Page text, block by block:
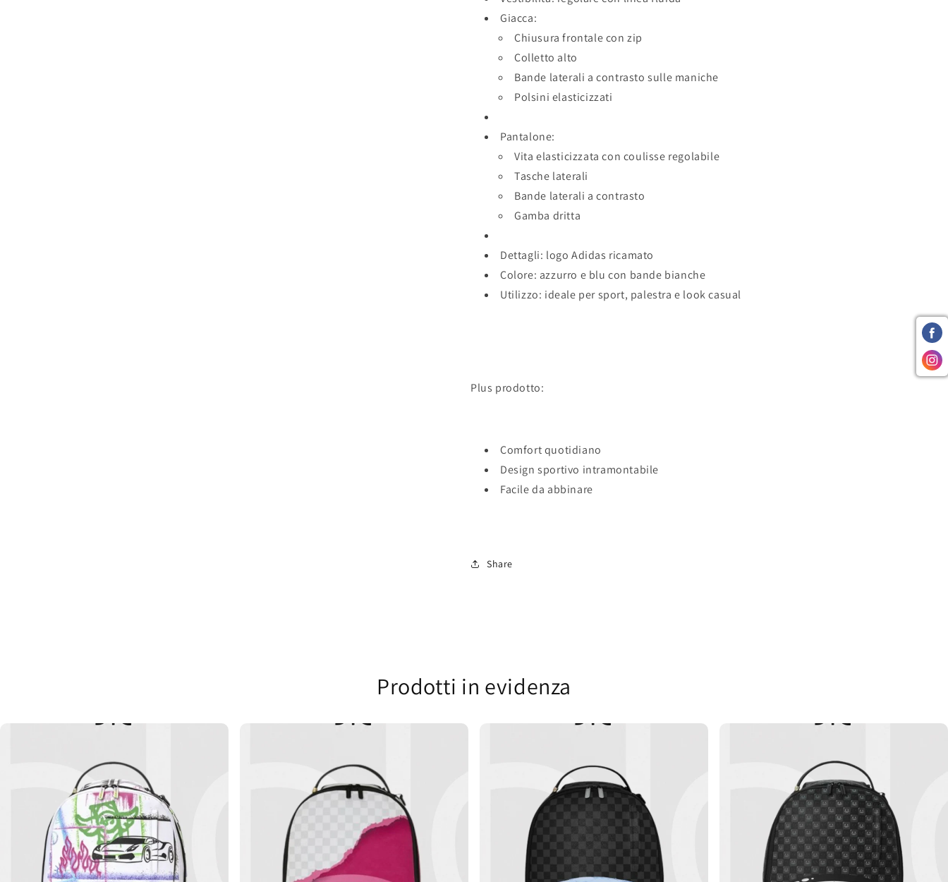
Giacca:
Chiusura frontale con zip
Colletto alto
Bande laterali a contrasto sulle maniche
Polsini elasticizzati
Pantalone:
Vita elasticizzata con coulisse regolabile
Tasche laterali
Bande laterali a contrasto
Gamba dritta
Dettagli: logo Adidas ricamato
Colore: azzurro e blu con bande bianche
Utilizzo: ideale per sport, palestra e look casual
Plus prodotto:
Comfort quotidiano
Design sportivo intramontabile
Facile da abbinare
Share
Prodotti in evidenza